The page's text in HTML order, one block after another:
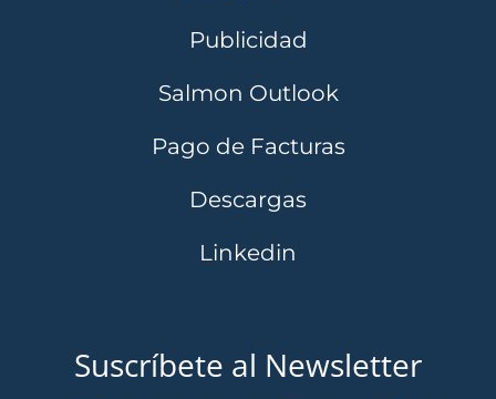
Publicidad
Salmon Outlook
Pago de Facturas
Descargas
Linkedin
Suscríbete al Newsletter